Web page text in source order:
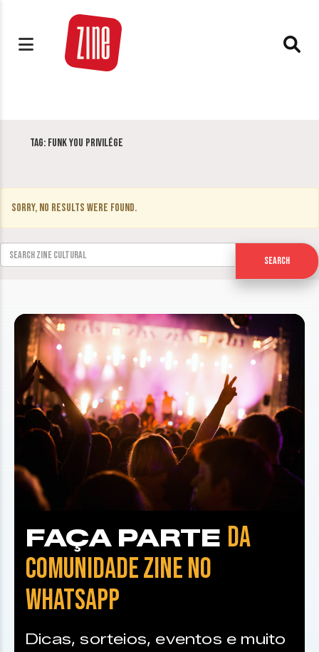
Tag: Funk You Privilége
Sorry, no results were found.
Search for:
Search
FAÇA PARTE DA
COMUNIDADE ZINE NO
WHATSAPP
Dicas, sorteios, eventos e muito